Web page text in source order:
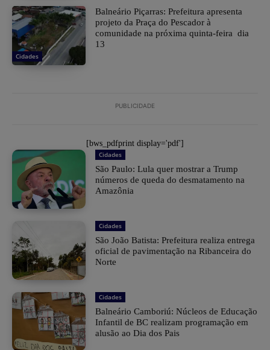
Cidades
Balneário Piçarras: Prefeitura apresenta
projeto da Praça do Pescador à
comunidade na próxima quinta-feira dia
13
PUBLICIDADE
[bws_pdfprint display='pdf']
Cidades
São Paulo: Lula quer mostrar a Trump
números de queda do desmatamento na
Amazônia
Cidades
São João Batista: Prefeitura realiza entrega
oficial de pavimentação na Ribanceira do
Norte
Cidades
Balneário Camboriú: Núcleos de Educação
Infantil de BC realizam programação em
alusão ao Dia dos Pais